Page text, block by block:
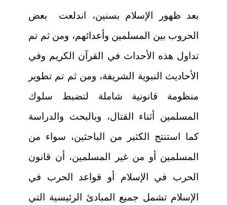
بعد ظهور الإسلام بسنين، اندلعت بعض
الحروب بين المسلمين وأعدائهم، ومن ثم تم
تداول هذه الأحداث في القرآن الكريم وفي
الأحاديث النبوية الشريفة، ومن ثم تم تطوير
منظومة قانونية شاملة لتضبط سلوك
المسلمين أثناء القتال، وبالبحث والدراسة
كما استنتج الكثير من الباحثين، سواء من
المسلمين أو من غير المسلمين، أن قانون
الحرب في الإسلام أو قواعد الحرب في
الإسلام تشمل جميع المبادئ الرئيسية التي